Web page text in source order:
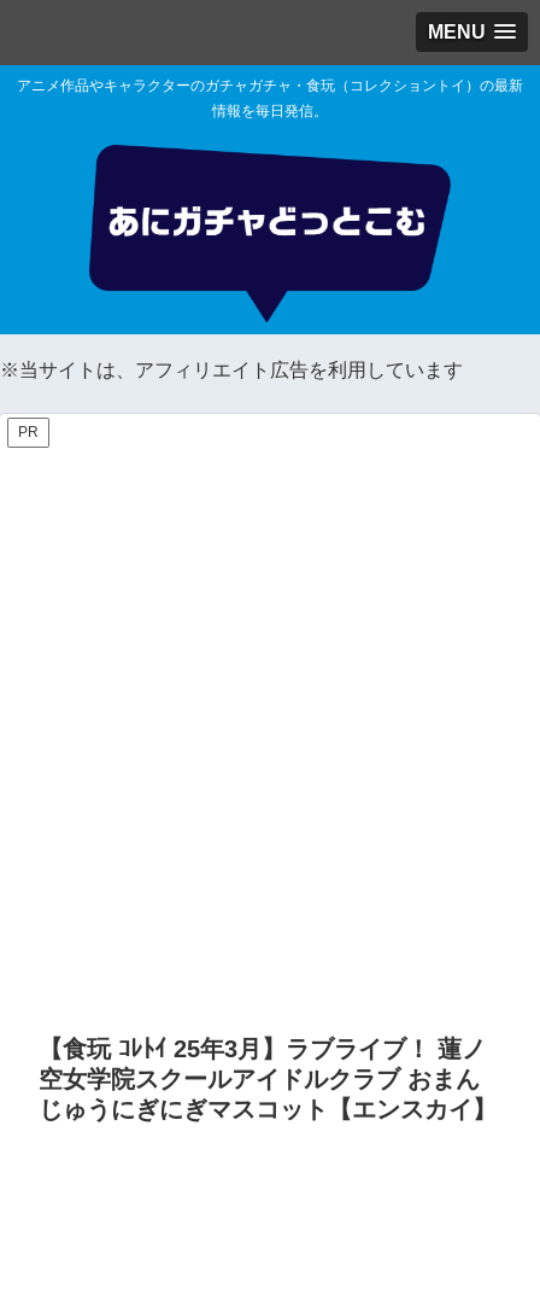
MENU
アニメ作品やキャラクターのガチャガチャ・食玩（コレクショントイ）の最新
情報を毎日発信。
※当サイトは、アフィリエイト広告を利用しています
PR
【食玩 ｺﾚﾄｲ 25年3月】ラブライブ！ 蓮ノ
空女学院スクールアイドルクラブ おまん
じゅうにぎにぎマスコット【エンスカイ】